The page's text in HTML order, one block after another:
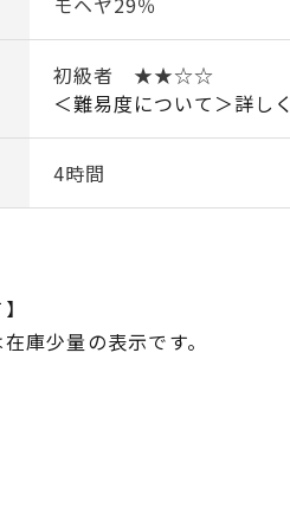
初級者 ★★☆☆
＜難易度について＞詳し
4時間
庫少量の表示です。